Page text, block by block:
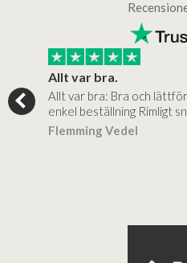
Allt var bra.
Allt var bra: Bra och
enkel beställning Rimligt
Flemming Vedel